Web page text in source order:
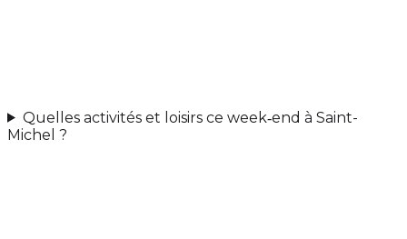
Quelles activités et loisirs ce week‑end à Saint-
Michel ?